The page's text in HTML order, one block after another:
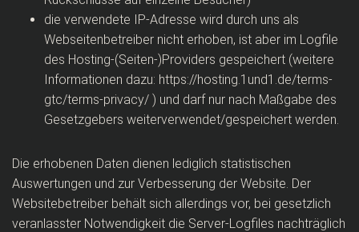
die verwendete IP-Adresse wird durch uns als
Webseitenbetreiber nicht erhoben, ist aber im Logfile
des Hosting-(Seiten-)Providers gespeichert (weitere
Informationen dazu: https://hosting.1und1.de/terms-
gtc/terms-privacy/ ) und darf nur nach Maßgabe des
Gesetzgebers weiterverwendet/gespeichert werden.
Die erhobenen Daten dienen lediglich statistischen
Auswertungen und zur Verbesserung der Website. Der
Websitebetreiber behält sich allerdings vor, bei gesetzlich
veranlasster Notwendigkeit die Server-Logfiles nachträglich